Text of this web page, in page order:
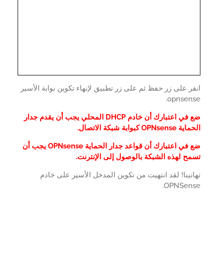
على زر حفظ ثم على زر تطبيق لإنهاء تكوين بوابة الأسير
ضع في اعتبارك أن خادم DHCP المحلي يجب أن يقدم جدار
ضع في اعتبارك أن قواعد جدار الحماية OPNsense يجب أن
لهذه الشبكة بالوصول إلى الإنترنت.
لقد انتهيت من تكوين المدخل الأسير على خادم